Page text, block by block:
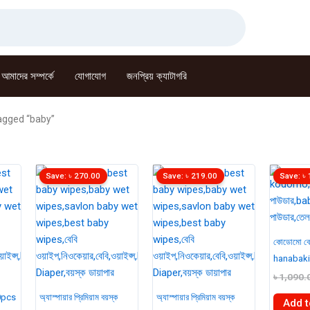
আমাদের সম্পর্কে যোগাযোগ জনপ্রিয় ক্যাটাগরি
“baby”
অ্যাস্পায়ার প্রিমিয়াম বয়স্ক
Save:৳ 270.00
অ্যাস্পায়ার প্রিমিয়াম বয়স্ক
Save:৳ 219.00
কোডোমো
৳
Save:৳
Add